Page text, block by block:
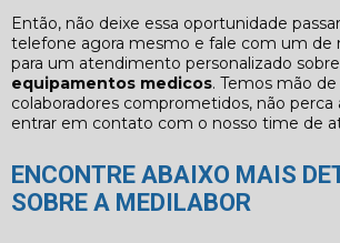
Então, não deixe essa oportunidade
telefone agora mesmo e fale com um de
para um atendimento personalizado sobre
equipamentos medicos. Temos mão
colaboradores comprometidos, não
entrar em contato com o nosso time de
ENCONTRE ABAIXO MAIS
SOBRE A MEDILABOR